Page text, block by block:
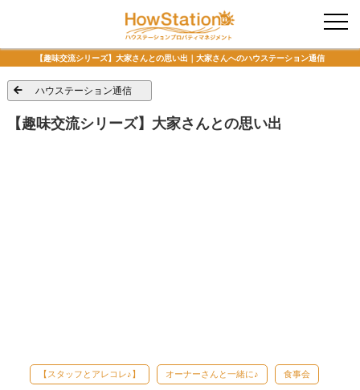
入居者様専用
【趣味交流シリーズ】大家さんとの思い出｜大家さんへのハウステーション通信
ハウステーション通信
【趣味交流シリーズ】大家さんとの思い出
【スタッフとアレコレ♪】 オーナーさんと一緒に♪ 食事会